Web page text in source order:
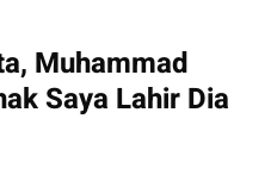
Muhammad
Saya Lahir Dia